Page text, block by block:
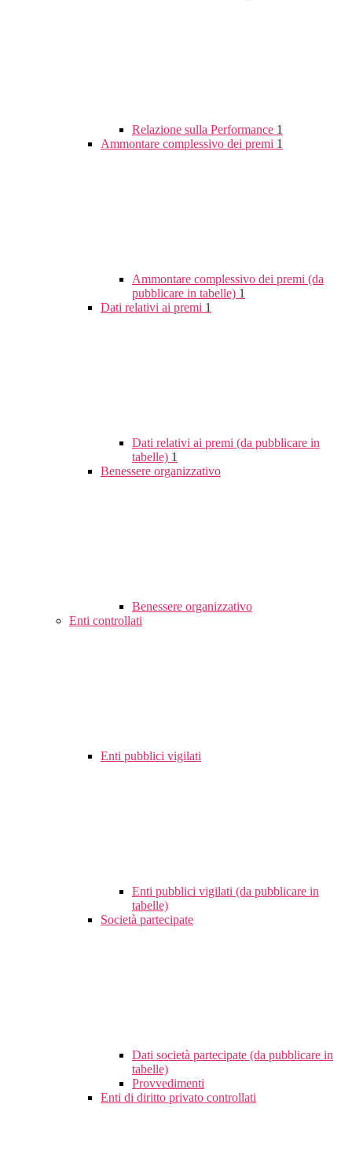
Relazione sulla Performance 1
Ammontare complessivo dei premi 1
Ammontare complessivo dei premi (da
pubblicare in tabelle) 1
Dati relativi ai premi 1
Dati relativi ai premi (da pubblicare in
tabelle) 1
Benessere organizzativo
Benessere organizzativo
Enti controllati
Enti pubblici vigilati
Enti pubblici vigilati (da pubblicare in
tabelle)
Società partecipate
Dati società partecipate (da pubblicare in
tabelle)
Provvedimenti
Enti di diritto privato controllati